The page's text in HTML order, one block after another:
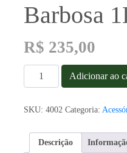
Barbosa
R$ 235,00
Mateira
Couro
1L
quantidade
Adicionar ao
SKU: 4002 Categoria:
Descrição